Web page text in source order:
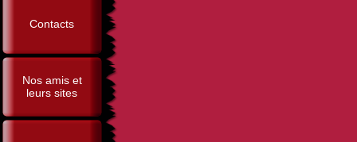
Contacts
Nos amis et
leurs sites